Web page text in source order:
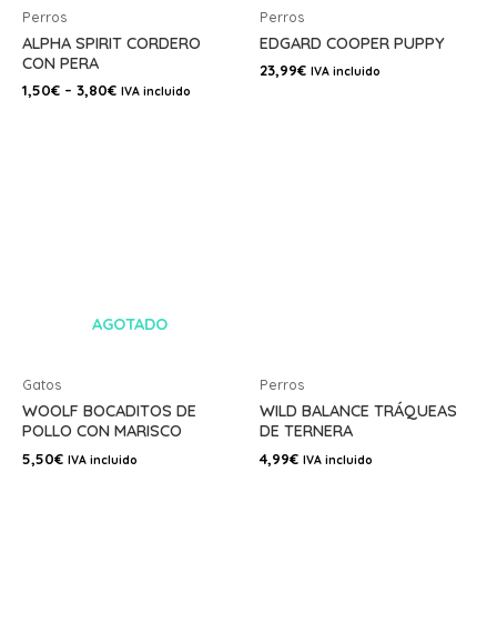
Perros
ALPHA SPIRIT CORDERO
CON PERA
1,50€ – 3,80€ IVA incluido
Perros
EDGARD COOPER PUPPY
23,99€ IVA incluido
AGOTADO
Gatos
WOOLF BOCADITOS DE
POLLO CON MARISCO
5,50€ IVA incluido
Perros
WILD BALANCE TRÁQUEAS
DE TERNERA
4,99€ IVA incluido